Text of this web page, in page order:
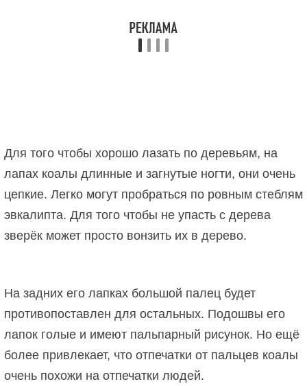
Для того чтобы хорошо лазать по деревьям, на
лапах коалы длинные и загнутые ногти, они очень
цепкие. Легко могут пробраться по ровным стеблям
эвкалипта. Для того чтобы не упасть с дерева
зверёк может просто вонзить их в дерево.
На задних его лапках большой палец будет
противопоставлен для остальных. Подошвы его
лапок голые и имеют пальпарный рисунок. Но ещё
более привлекает, что отпечатки от пальцев коалы
очень похожи на отпечатки людей.